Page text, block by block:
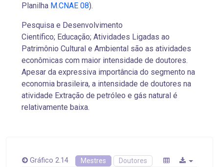
Planilha M.CNAE 08).
Pesquisa e Desenvolvimento
Científico; Educação; Atividades Ligadas ao
Patrimônio Cultural e Ambiental são as atividades
econômicas com maior intensidade de doutores.
Apesar da expressiva importância do segmento na
economia brasileira, a intensidade de doutores na
atividade Extração de petróleo e gás natural é
relativamente baixa.
Gráfico 2.14 Mestres Doutores